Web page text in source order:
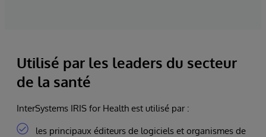
Utilisé par les leaders du secteur
de la santé
InterSystems IRIS for Health est utilisé par :
les principaux éditeurs de logiciels et organismes de